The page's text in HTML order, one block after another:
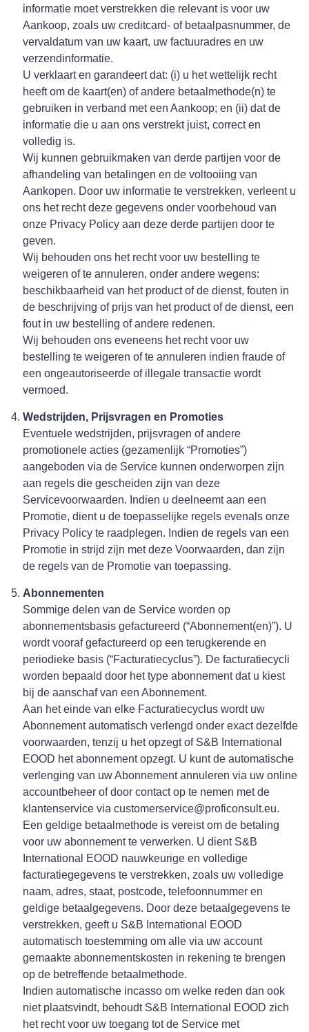
informatie moet verstrekken die relevant is voor uw
Aankoop, zoals uw creditcard- of betaalpasnummer, de
vervaldatum van uw kaart, uw factuuradres en uw
verzendinformatie.
U verklaart en garandeert dat: (i) u het wettelijk recht
heeft om de kaart(en) of andere betaalmethode(n) te
gebruiken in verband met een Aankoop; en (ii) dat de
informatie die u aan ons verstrekt juist, correct en
volledig is.
Wij kunnen gebruikmaken van derde partijen voor de
afhandeling van betalingen en de voltooiing van
Aankopen. Door uw informatie te verstrekken, verleent u
ons het recht deze gegevens onder voorbehoud van
onze Privacy Policy aan deze derde partijen door te
geven.
Wij behouden ons het recht voor uw bestelling te
weigeren of te annuleren, onder andere wegens:
beschikbaarheid van het product of de dienst, fouten in
de beschrijving of prijs van het product of de dienst, een
fout in uw bestelling of andere redenen.
Wij behouden ons eveneens het recht voor uw
bestelling te weigeren of te annuleren indien fraude of
een ongeautoriseerde of illegale transactie wordt
vermoed.
Wedstrijden, Prijsvragen en Promoties
Eventuele wedstrijden, prijsvragen of andere
promotionele acties (gezamenlijk “Promoties”)
aangeboden via de Service kunnen onderworpen zijn
aan regels die gescheiden zijn van deze
Servicevoorwaarden. Indien u deelneemt aan een
Promotie, dient u de toepasselijke regels evenals onze
Privacy Policy te raadplegen. Indien de regels van een
Promotie in strijd zijn met deze Voorwaarden, dan zijn
de regels van de Promotie van toepassing.
Abonnementen
Sommige delen van de Service worden op
abonnementsbasis gefactureerd (“Abonnement(en)”). U
wordt vooraf gefactureerd op een terugkerende en
periodieke basis (“Facturatiecyclus”). De facturatiecycli
worden bepaald door het type abonnement dat u kiest
bij de aanschaf van een Abonnement.
Aan het einde van elke Facturatiecyclus wordt uw
Abonnement automatisch verlengd onder exact dezelfde
voorwaarden, tenzij u het opzegt of S&B International
EOOD het abonnement opzegt. U kunt de automatische
verlenging van uw Abonnement annuleren via uw online
accountbeheer of door contact op te nemen met de
klantenservice via customerservice@proficonsult.eu.
Een geldige betaalmethode is vereist om de betaling
voor uw abonnement te verwerken. U dient S&B
International EOOD nauwkeurige en volledige
facturatiegegevens te verstrekken, zoals uw volledige
naam, adres, staat, postcode, telefoonnummer en
geldige betaalgegevens. Door deze betaalgegevens te
verstrekken, geeft u S&B International EOOD
automatisch toestemming om alle via uw account
gemaakte abonnementskosten in rekening te brengen
op de betreffende betaalmethode.
Indien automatische incasso om welke reden dan ook
niet plaatsvindt, behoudt S&B International EOOD zich
het recht voor uw toegang tot de Service met